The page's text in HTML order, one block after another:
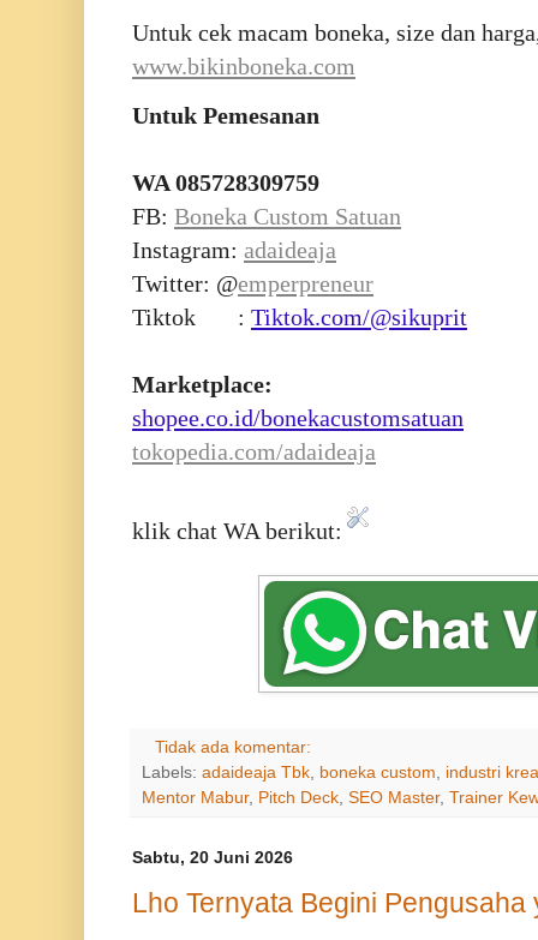
Untuk cek macam boneka, size dan
www.bikinboneka.com
Untuk Pemesanan
WA 085728309759
FB: Boneka Custom Satuan
Instagram: adaideaja
Twitter: @emperpreneur
Tiktok : Tiktok.com/@sikuprit
Marketplace:
shopee.co.id/bonekacustomsatuan
tokopedia.com/adaideaja
klik chat WA berikut:
Tidak ada komentar:
Labels: adaideaja Tbk, boneka custom, industri
Mentor Mabur, Pitch Deck, SEO Master, Trainer
Sabtu, 20 Juni 2026
Lho Ternyata Begini Pengusaha